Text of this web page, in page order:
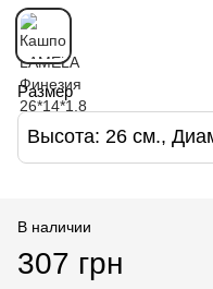
Размер
В наличии
307 грн